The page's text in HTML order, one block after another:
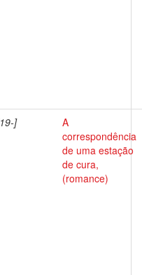
]
A
correspondência
de uma estação
de cura,
(romance)